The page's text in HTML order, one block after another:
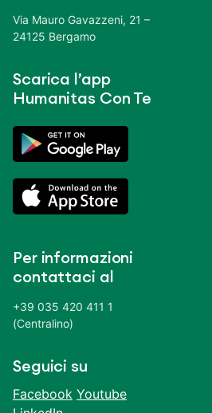
Via Mauro Gavazzeni, 21 –
24125 Bergamo
Scarica l’app
Humanitas Con Te
Per informazioni
contattaci al
+39 035 420 411 1
(Centralino)
Seguici su
Facebook Youtube